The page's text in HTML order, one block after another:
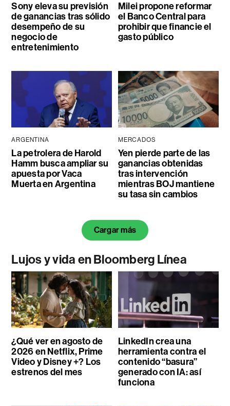
Sony eleva su previsión
de ganancias tras sólido
desempeño de su
negocio de
entretenimiento
Milei propone reformar
el Banco Central para
prohibir que financie el
gasto público
ARGENTINA
La petrolera de Harold
Hamm busca ampliar su
apuesta por Vaca
Muerta en Argentina
MERCADOS
Yen pierde parte de las
ganancias obtenidas
tras intervención
mientras BOJ mantiene
su tasa sin cambios
Cargar más
Lujos y vida en Bloomberg Línea
¿Qué ver en agosto de
2026 en Netflix, Prime
Video y Disney +? Los
estrenos del mes
LinkedIn crea una
herramienta contra el
contenido “basura”
generado con IA: así
funciona